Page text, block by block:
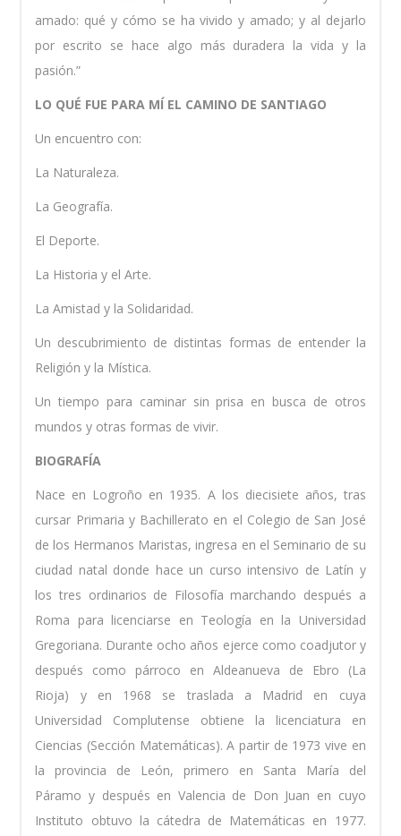
amado: qué y cómo se ha vivido y amado; y al dejarlo
por escrito se hace algo más duradera la vida y la
pasión.”
LO QUÉ FUE PARA MÍ EL CAMINO DE SANTIAGO
Un encuentro con:
La Naturaleza.
La Geografía.
El Deporte.
La Historia y el Arte.
La Amistad y la Solidaridad.
Un descubrimiento de distintas formas de entender la
Religión y la Mística.
Un tiempo para caminar sin prisa en busca de otros
mundos y otras formas de vivir.
BIOGRAFÍA
Nace en Logroño en 1935. A los diecisiete años, tras
cursar Primaria y Bachillerato en el Colegio de San José
de los Hermanos Maristas, ingresa en el Seminario de su
ciudad natal donde hace un curso intensivo de Latín y
los tres ordinarios de Filosofía marchando después a
Roma para licenciarse en Teología en la Universidad
Gregoriana. Durante ocho años ejerce como coadjutor y
después como párroco en Aldeanueva de Ebro (La
Rioja) y en 1968 se traslada a Madrid en cuya
Universidad Complutense obtiene la licenciatura en
Ciencias (Sección Matemáticas). A partir de 1973 vive en
la provincia de León, primero en Santa María del
Páramo y después en Valencia de Don Juan en cuyo
Instituto obtuvo la cátedra de Matemáticas en 1977.